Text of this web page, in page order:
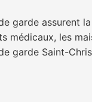
garde assurent
les
garde Saint-